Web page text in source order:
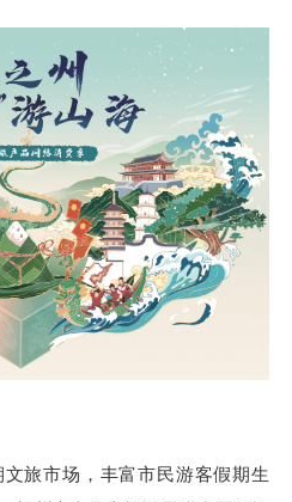
旅市场，丰富市民游客假期生